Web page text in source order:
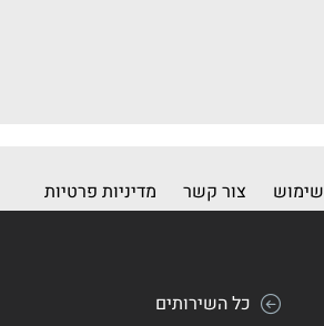
צור קשר מדיניות פרטיות
כל השירותים